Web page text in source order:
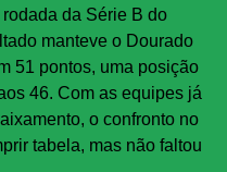
da Série B do
manteve o Dourado
51 pontos, uma posição
46. Com as equipes já
o confronto no
tabela, mas não faltou